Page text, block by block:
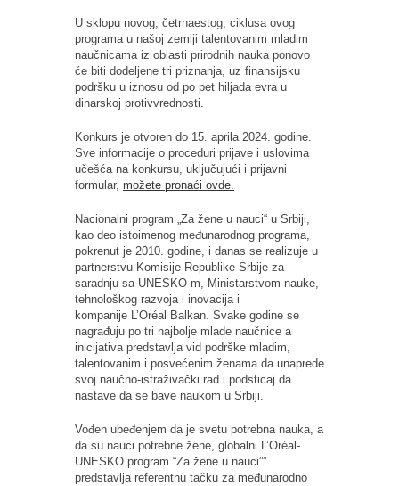
U sklopu novog, četrnaestog, ciklusa ovog
programa u našoj zemlji talentovanim mladim
naučnicama iz oblasti prirodnih nauka ponovo
će biti dodeljene tri priznanja, uz finansijsku
podršku u iznosu od po pet hiljada evra u
dinarskoj protivvrednosti.
Konkurs je otvoren do 15. aprila 2024. godine.
Sve informacije o proceduri prijave i uslovima
učešća na konkursu, uključujući i prijavni
formular, možete pronaći ovde.
Nacionalni program „Za žene u nauci“ u Srbiji,
kao deo istoimenog međunarodnog programa,
pokrenut je 2010. godine, i danas se realizuje u
partnerstvu Komisije Republike Srbije za
saradnju sa UNESKO-m, Ministarstvom nauke,
tehnološkog razvoja i inovacija i
kompanije L’Oréal Balkan. Svake godine se
nagrađuju po tri najbolje mlade naučnice a
inicijativa predstavlja vid podrške mladim,
talentovanim i posvećenim ženama da unaprede
svoj naučno-istraživački rad i podsticaj da
nastave da se bave naukom u Srbiji.
Vođen ubeđenjem da je svetu potrebna nauka, a
da su nauci potrebne žene, globalni L’Oréal-
UNESKO program “Za žene u nauci””
predstavlja referentnu tačku za međunarodno